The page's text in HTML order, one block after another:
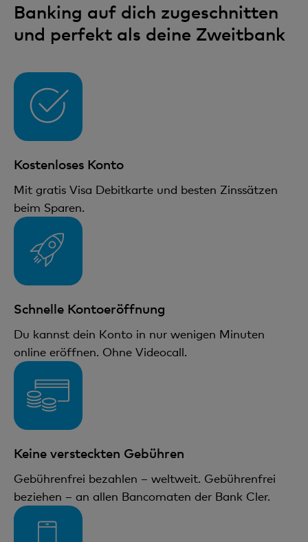
Banking auf dich zugeschnitten
und perfekt als deine Zweitbank
Kostenloses Konto
Mit gratis Visa Debitkarte und besten Zinssätzen
beim Sparen.
Schnelle Kontoeröffnung
Du kannst dein Konto in nur wenigen Minuten
online eröffnen. Ohne Videocall.
Keine versteckten Gebühren
Gebührenfrei bezahlen – weltweit. Gebührenfrei
beziehen – an allen Bancomaten der Bank Cler.